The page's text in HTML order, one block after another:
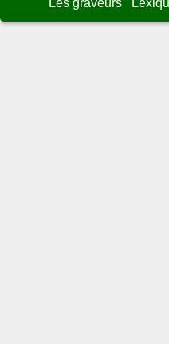
Les graveurs